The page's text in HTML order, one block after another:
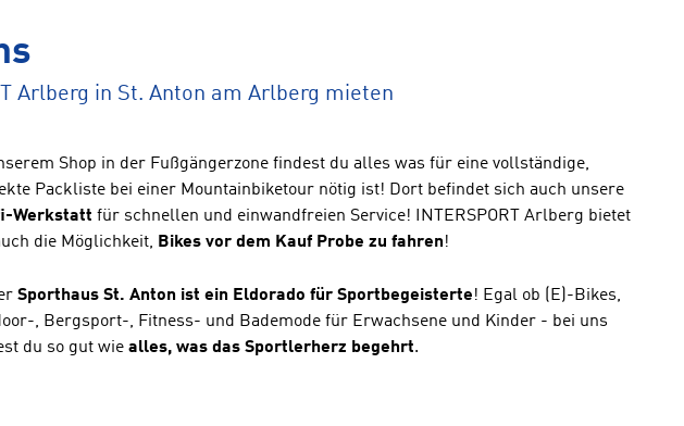
Arlberg in St. Anton am Arlberg mieten
Shop in der Fußgängerzone findest du alles was für eine vollständige,
Packliste bei einer Mountainbiketour nötig ist! Dort befindet sich auch unsere
Werkstatt für schnellen und einwandfreien Service! INTERSPORT Arlberg bietet
die Möglichkeit, Bikes vor dem Kauf Probe zu fahren!
Sporthaus St. Anton ist ein Eldorado für Sportbegeisterte! Egal ob (E)-Bikes,
, Bergsport-, Fitness- und Bademode für Erwachsene und Kinder - bei uns
du so gut wie alles, was das Sportlerherz begehrt.